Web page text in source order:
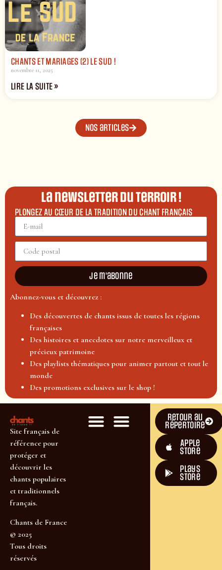
CHANTS ET MARIAGES (2) LE SUD !
novembre 11, 2025
LIRE LA SUITE »
Nos articles
La newsletter du terroir !
PLONGEZ AU CŒUR DE LA TRADITION DU CHANT FRANÇAIS
Je m'abonne
Abonnez-vous et découvrez :
Des découvertes de chants issus de toutes les régions
françaises
Des histoires et anecdotes sur notre merveilleux et
précieux patrimoine
Des playlists thématiques pour animer partout et tout le
monde
Des promotions exclusives sur le shop !
Site français de
référence pour
protéger et
découvrir les
chants populaires
et traditionnels
français.
Chants de France
© 2025
Tous droits
réservés
Retour au
répertoire
Apple
Store
plays
store